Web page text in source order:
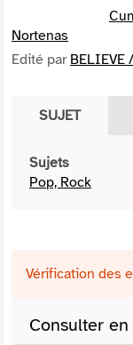
Nortenas
Edité par BELIEVE
SUJET
Sujets
Pop, Rock
Vérification des
Consulter